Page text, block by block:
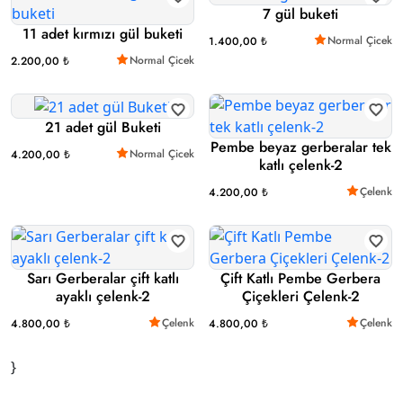
11 adet kırmızı gül buketi
2.200,00 ₺ Normal Çicek
7 gül buketi
1.400,00 ₺ Normal Çicek
21 adet gül Buketi
4.200,00 ₺ Normal Çicek
Pembe beyaz gerberalar tek
katlı çelenk-2
4.200,00 ₺ Çelenk
Sarı Gerberalar çift katlı
ayaklı çelenk-2
4.800,00 ₺ Çelenk
Çift Katlı Pembe Gerbera
Çiçekleri Çelenk-2
4.800,00 ₺ Çelenk
}